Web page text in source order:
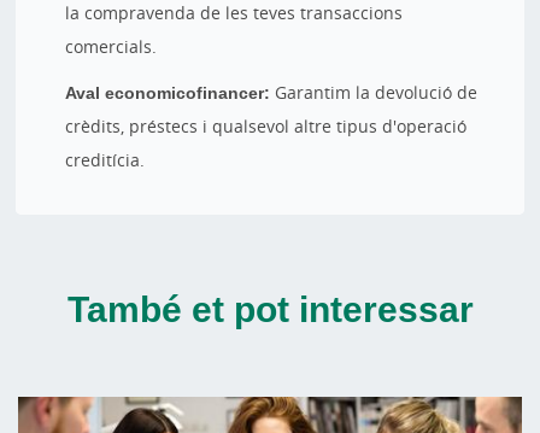
la compravenda de les teves transaccions
comercials.
Aval economicofinancer: Garantim la devolució de
crèdits, préstecs i qualsevol altre tipus d'operació
creditícia.
També et pot interessar